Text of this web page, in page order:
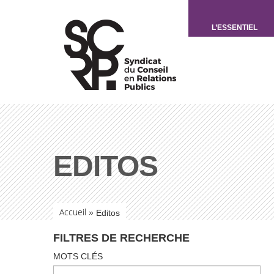
L’ESSENTIEL
EDITOS
Accueil » Editos
FILTRES DE RECHERCHE
MOTS CLÉS